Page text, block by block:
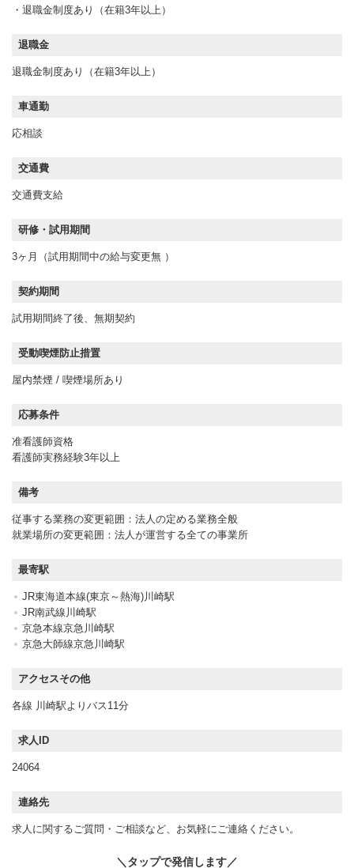
・退職金制度あり（在籍3年以上）
退職金
退職金制度あり（在籍3年以上）
車通勤
応相談
交通費
交通費支給
研修・試用期間
3ヶ月（試用期間中の給与変更無 ）
契約期間
試用期間終了後、無期契約
受動喫煙防止措置
屋内禁煙 / 喫煙場所あり
応募条件
准看護師資格
看護師実務経験3年以上
備考
従事する業務の変更範囲：法人の定める業務全般
就業場所の変更範囲：法人が運営する全ての事業所
最寄駅
JR東海道本線(東京～熱海)川崎駅
JR南武線川崎駅
京急本線京急川崎駅
京急大師線京急川崎駅
アクセスその他
各線 川崎駅よりバス11分
求人ID
24064
連絡先
求人に関するご質問・ご相談など、お気軽にご連絡ください。